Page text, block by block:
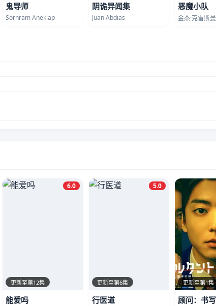
鬼导师
Sornram Aneklap
阴诡异闻集
Juan Abdias
恶魔小队
金杰·克雷斯曼
更新至第12集
6.0
能爱吗
更新至第6集
5.0
行医道
更新至第1集